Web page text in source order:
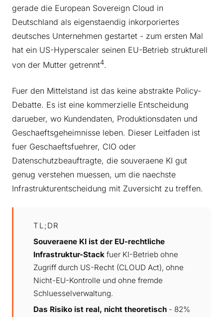
gerade die European Sovereign Cloud in
Deutschland als eigenstaendig inkorporiertes
deutsches Unternehmen gestartet - zum ersten Mal
hat ein US-Hyperscaler seinen EU-Betrieb strukturell
von der Mutter getrennt4.
Fuer den Mittelstand ist das keine abstrakte Policy-
Debatte. Es ist eine kommerzielle Entscheidung
darueber, wo Kundendaten, Produktionsdaten und
Geschaeftsgeheimnisse leben. Dieser Leitfaden ist
fuer Geschaeftsfuehrer, CIO oder
Datenschutzbeauftragte, die souveraene KI gut
genug verstehen muessen, um die naechste
Infrastrukturentscheidung mit Zuversicht zu treffen.
TL;DR
Souveraene KI ist der EU-rechtliche
Infrastruktur-Stack fuer KI-Betrieb ohne
Zugriff durch US-Recht (CLOUD Act), ohne
Nicht-EU-Kontrolle und ohne fremde
Schluesselverwaltung.
Das Risiko ist real, nicht theoretisch - 82%